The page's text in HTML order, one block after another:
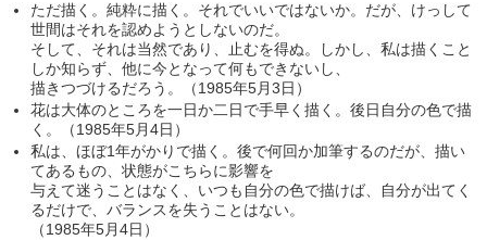
ただ描く。純粋に描く。それでいいではないか。だが、けっして
世間はそれを認めようとしないのだ。
そして、それは当然であり、止むを得ぬ。しかし、私は描くこと
しか知らず、他に今となって何もできないし、
描きつづけるだろう。（1985年5月3日）
花は大体のところを一日か二日で手早く描く。後日自分の色で描
く。（1985年5月4日）
私は、ほぼ1年がかりで描く。後で何回か加筆するのだが、描い
てあるもの、状態がこちらに影響を
与えて迷うことはなく、いつも自分の色で描けば、自分が出てく
るだけで、バランスを失うことはない。
（1985年5月4日）